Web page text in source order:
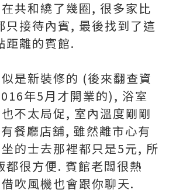
共和繞了幾圈, 很多家比
只接待內賓, 最後找到了這
距離的賓館.
是新裝修的 (後來翻查資
年5月才開業的), 浴室
不太局促, 室內溫度剛剛
餐廳店舖, 雖然離市心有
的士去那裡都只是5元, 所
都很方便. 賓館老闆很熱
吹風機也會跟你聊天.